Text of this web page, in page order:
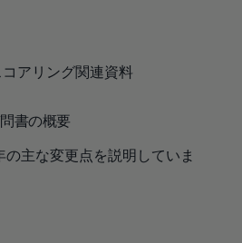
コアリング関連資料
問書の概要
主な変更点を説明していま